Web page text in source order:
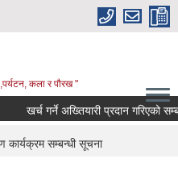
कला र पौरख "
खर्च गर्ने अख्तियारी प्रदान गरिएको
कार्यक्रम सम्बन्धी सूचना